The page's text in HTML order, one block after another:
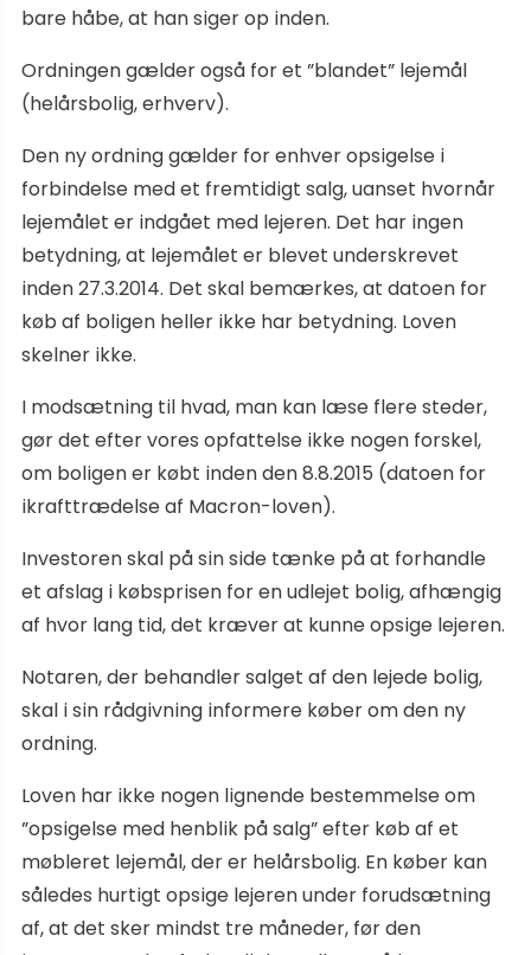
bare håbe, at han siger op inden.
Ordningen gælder også for et ”blandet” lejemål
(helårsbolig, erhverv).
Den ny ordning gælder for enhver opsigelse i
forbindelse med et fremtidigt salg, uanset hvornår
lejemålet er indgået med lejeren. Det har ingen
betydning, at lejemålet er blevet underskrevet
inden 27.3.2014. Det skal bemærkes, at datoen for
køb af boligen heller ikke har betydning. Loven
skelner ikke.
I modsætning til hvad, man kan læse flere steder,
gør det efter vores opfattelse ikke nogen forskel,
om boligen er købt inden den 8.8.2015 (datoen for
ikrafttrædelse af Macron-loven).
Investoren skal på sin side tænke på at forhandle
et afslag i købsprisen for en udlejet bolig, afhængig
af hvor lang tid, det kræver at kunne opsige lejeren.
Notaren, der behandler salget af den lejede bolig,
skal i sin rådgivning informere køber om den ny
ordning.
Loven har ikke nogen lignende bestemmelse om
”opsigelse med henblik på salg” efter køb af et
møbleret lejemål, der er helårsbolig. En køber kan
således hurtigt opsige lejeren under forudsætning
af, at det sker mindst tre måneder, før den